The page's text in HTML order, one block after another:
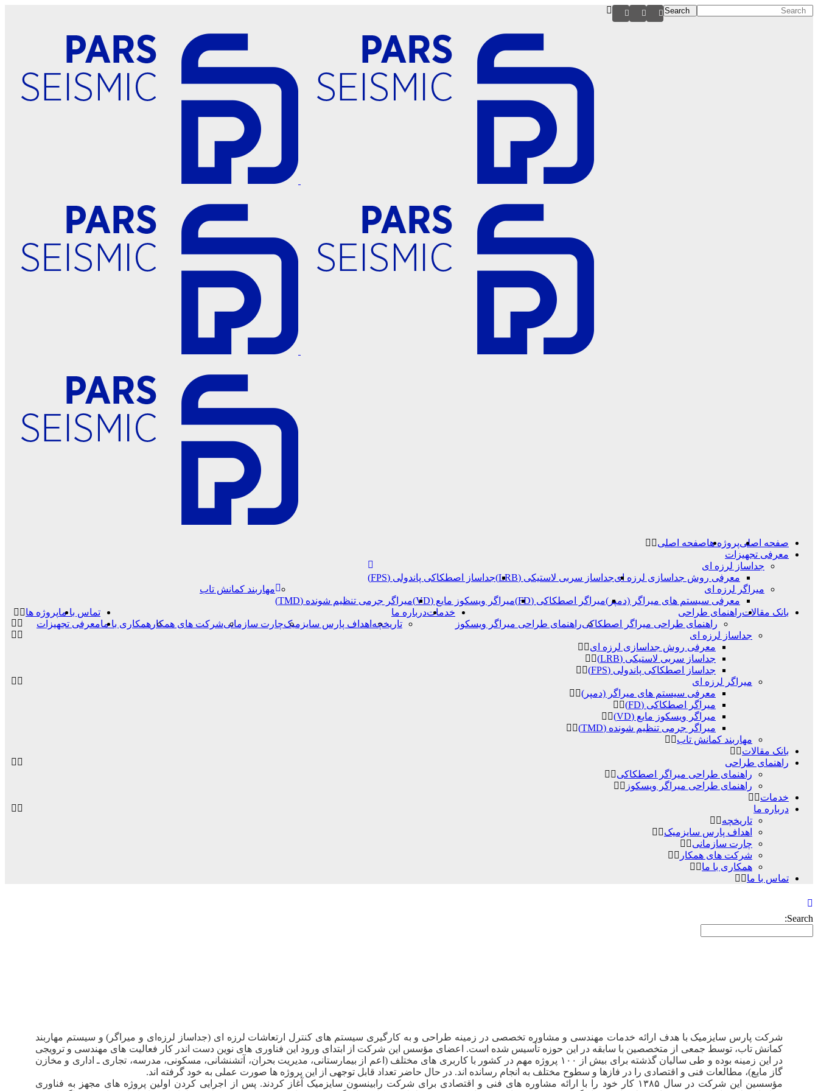
صفحه اصلیپروژه ها
معرفی تجهیزات
جداساز لرزه ای
معرفی روش جداسازی لرزه ایجداساز سربی لاستیکی (LRB)
جداساز اصطکاکی پاندولی (FPS)
میراگر لرزه ای
معرفی سیستم های میراگر (دمپر)میراگر اصطکاکی (FD) میراگر ویسکوز مایع (VD) میراگر جرمی تنظیم شونده (TMD)
مهاربند کمانش تاب
بانک مقالاتراهنمای طراحی
راهنمای طراحی میراگر اصطکاکیراهنمای طراحی میراگر ویسکوز
خدماتدرباره ما
تاریخچه اهداف پارس سایزمیکچارت سازمانیشرکت های همکار همکاری با ما
تماس با ما
صفحه اصلی
پروژه ها
معرفی تجهیزات
جداساز لرزه ای
معرفی روش جداسازی لرزه ای
جداساز سربی لاستیکی (LRB)
جداساز اصطکاکی پاندولی (FPS)
میراگر لرزه ای
معرفی سیستم های میراگر (دمپر)
میراگر اصطکاکی (FD)
میراگر ویسکوز مایع (VD)
میراگر جرمی تنظیم شونده (TMD)
مهاربند کمانش تاب
بانک مقالات
راهنمای طراحی
راهنمای طراحی میراگر اصطکاکی
راهنمای طراحی میراگر ویسکوز
خدمات
درباره ما
تاریخچه
اهداف پارس سایزمیک
چارت سازمانی
شرکت های همکار
همکاری با ما
تماس با ما
Search:
تاریخچه
شرکت پارس سایزمیک با هدف ارائه خدمات مهندسی و مشاوره تخصصی در زمینه طراحی و به کارگیری سیستم‌ های کنترل ارتعاشات لرزه‌ ای (جداساز لرزه‌ای و میراگر) و سیستم مهاربند
کمانش تاب، توسط جمعی از متخصصین با سابقه در این حوزه تأسیس شده است. اعضای مؤسس این شرکت از ابتدای ورود این فناوری‌ های نوین دست اندر کار فعالیت‌ های مهندسی و ترویجی
در این زمینه بوده و طی سالیان گذشته برای بیش از ۱۰۰ پروژه مهم در کشور با کاربری‌ های مختلف (اعم از بیمارستانی، مدیریت بحران، آتشنشانی، مسکونی، مدرسه، تجاری ـ اداری و مخازن
گاز مایع)، مطالعات فنی و اقتصادی را در فازها و سطوح مختلف به انجام رسانده‌ اند. در حال حاضر تعداد قابل‌ توجهی از این پروژه‌ ها صورت عملی به خود گرفته‌ اند.
مؤسسین این شرکت در سال ۱۳۸۵ کار خود را با ارائه مشاوره های فنی و اقتصادی برای شرکت رابینسون سایزمیک آغاز کردند. پس از اجرایی‌ کردن اولین پروژه‌ های مجهز به فناوری